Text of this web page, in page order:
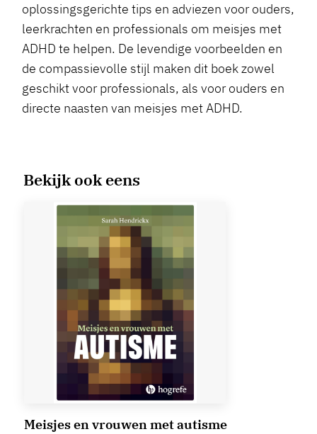
oplossingsgerichte tips en adviezen voor ouders,
leerkrachten en professionals om meisjes met
ADHD te helpen. De levendige voorbeelden en
de compassievolle stijl maken dit boek zowel
geschikt voor professionals, als voor ouders en
directe naasten van meisjes met ADHD.
Bekijk ook eens
Meisjes en vrouwen met autisme